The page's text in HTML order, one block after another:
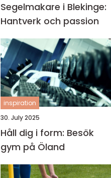
Segelmakare i Blekinge:
Hantverk och passion
inspiration
30. July 2025
Håll dig i form: Besök
gym på Öland